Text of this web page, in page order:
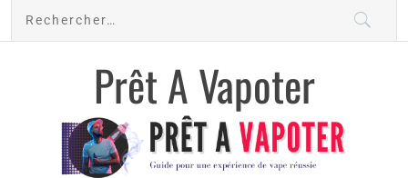
Prêt A Vapoter